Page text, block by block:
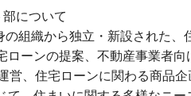
について
の組織から独立・新設された
ローンの提案、不動産事業者
営、住宅ローンに関わる商品